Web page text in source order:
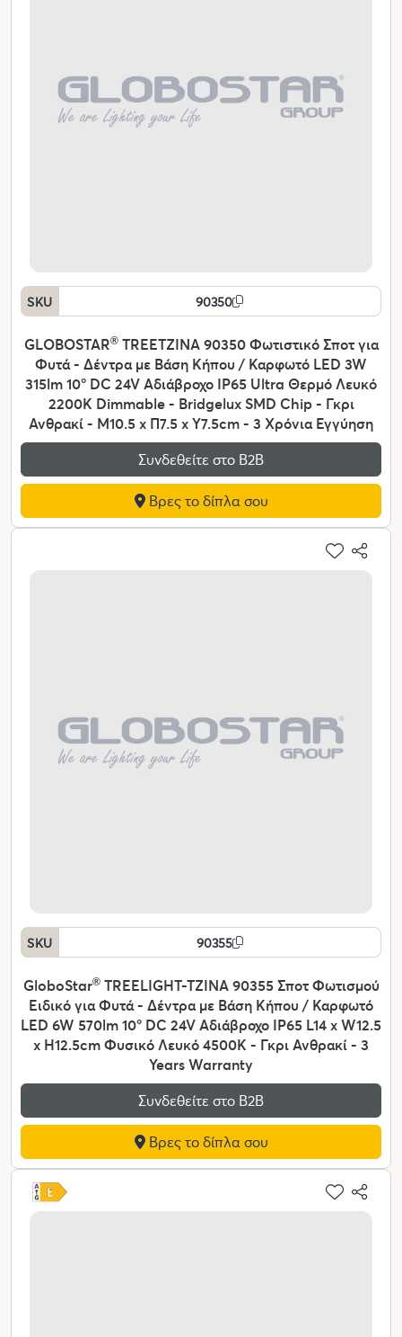
SKU 90350
GLOBOSTAR®TREETZINA 90350 Φωτιστικό Σποτ για
Φυτά - Δέντρα με Βάση Κήπου / Καρφωτό LED 3W
315lm 10° DC 24V Αδιάβροχο IP65 Ultra Θερμό Λευκό
2200K Dimmable - Bridgelux SMD Chip - Γκρι
Ανθρακί - Μ10.5 x Π7.5 x Υ7.5cm - 3 Χρόνια Εγγύηση
Συνδεθείτε στο Β2Β
Βρες το δίπλα σου
SKU 90355
GloboStar®TREELIGHT-TZINA 90355 Σποτ Φωτισμού
Ειδικό για Φυτά - Δέντρα με Βάση Κήπου / Καρφωτό
LED 6W 570lm 10° DC 24V Αδιάβροχο IP65 L14 x W12.5
x H12.5cm Φυσικό Λευκό 4500K - Γκρι Ανθρακί - 3
Years Warranty
Συνδεθείτε στο Β2Β
Βρες το δίπλα σου